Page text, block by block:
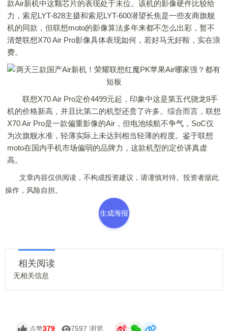
款Air新机中这颗芯片的表现处于末位。该机的影像硬件比较给
力，索尼LYT-828主摄和索尼LYT-600潜望长焦是一些友商旗舰
机的同款，但联想moto的影像算法多年来都不怎么出彩，暂不
清楚联想X70 Air Pro影像具体表现如何，若好马无好鞍，实在浪
费。
联想X70 Air Pro定价4499元起，印象中这是第五代骁龙8手
机的价格新高，并且比第二的机型还贵了许多。综合而言，联想
X70 Air Pro是一款偏重影像的Air，但电池续航不争气，SoC仅
为次旗舰水准，轻薄实际上未达到相当轻薄的程度。鉴于联想
moto在国内手机市场偏弱的品牌力，这款机型的定价讲真虚
高。
文章内容仅供阅读，不构成投资建议，请谨慎对待。投资者据此
操作，风险自担。
生成海报
相关阅读
无相关信息
点赞379 7597 浏览